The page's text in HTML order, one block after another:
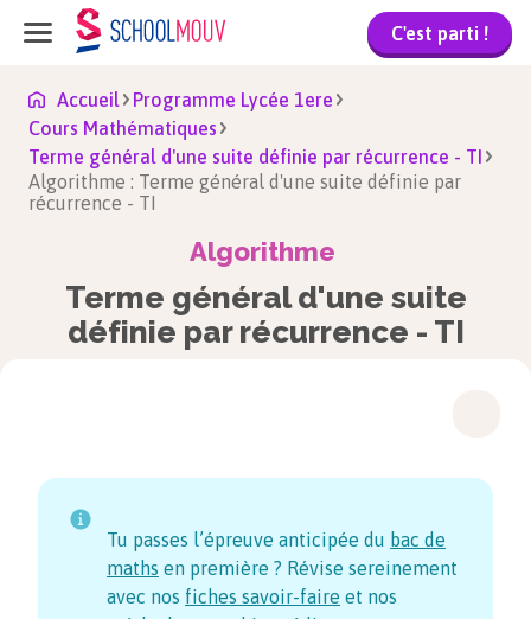
C'est parti !
Accueil
Programme Lycée 1ere
Cours Mathématiques
Terme général d'une suite définie par récurrence - TI
Algorithme : Terme général d'une suite définie par
récurrence - TI
Algorithme
Terme général d'une suite
définie par récurrence - TI
Tu passes l’épreuve anticipée du bac de
maths en première ? Révise sereinement
avec nos fiches savoir-faire et nos